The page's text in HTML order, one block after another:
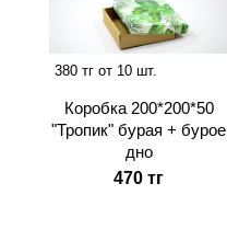
380 тг от 10 шт.
Коробка 200*200*50
"Тропик" бурая + бурое
дно
470 тг